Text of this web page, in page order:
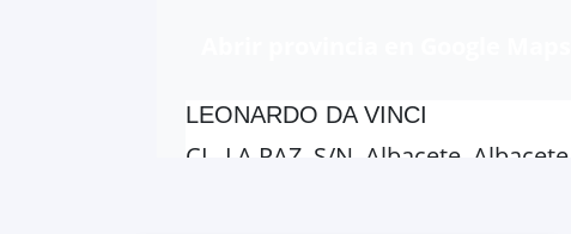
LEONARDO DA VINCI
CL. LA PAZ, S/N, Albacete,